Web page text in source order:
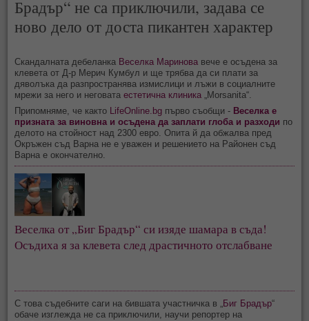
Брадър“ не са приключили, задава се
ново дело от доста пикантен характер
Скандалната дебеланка Веселка Маринова вече е осъдена за
клевета от Д-р Мерич Кумбул и ще трябва да си плати за
дяволъка да разпространява измислици и лъжи в социалните
мрежи за него и неговатаестетична клиника „Morsanita“.
Припомняме, че както LifeOnline.bg първо съобщи - Веселка е
призната за виновна и осъдена да заплати глоба и разходи по
делото на стойност над 2300 евро. Опита й да обжалва пред
Окръжен съд Варна не е уважен и решението на Районен съд
Варна е окончателно.
Веселка от „Биг Брадър“ си изяде шамара в съда!
Осъдиха я за клевета след драстичното отслабване
С това съдебните саги на бившата участничка в „Биг Брадър“
обаче изглежда не са приключили, научи репортер на